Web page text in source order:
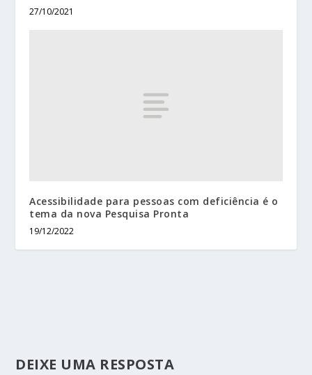
27/10/2021
Acessibilidade para pessoas com deficiência é o
tema da nova Pesquisa Pronta
19/12/2022
DEIXE UMA RESPOSTA